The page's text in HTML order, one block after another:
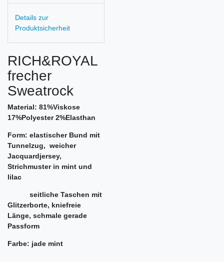
Details zur
Produktsicherheit
RICH&ROYAL
frecher
Sweatrock
Material: 81%Viskose
17%Polyester 2%Elasthan
Form: elastischer Bund mit
Tunnelzug, weicher
Jacquardjersey,
Strichmuster in mint und
lilac
seitliche Taschen mit
Glitzerborte, kniefreie
Länge, schmale gerade
Passform
Farbe: jade mint